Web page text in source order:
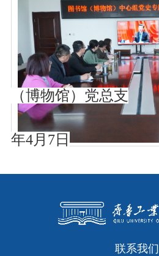
（博物馆）党总支
年4月7日
联系我们